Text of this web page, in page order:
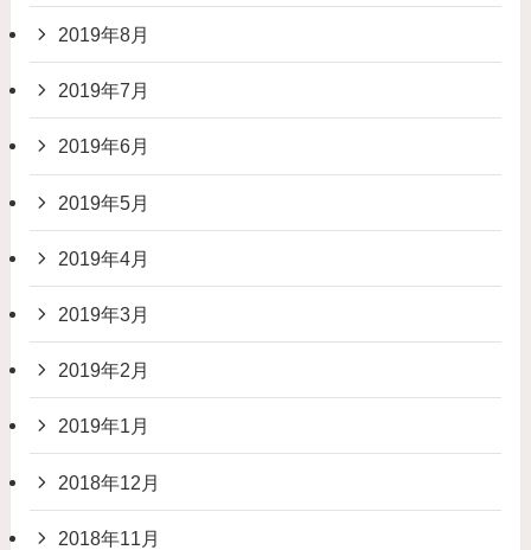
2019年8月
2019年7月
2019年6月
2019年5月
2019年4月
2019年3月
2019年2月
2019年1月
2018年12月
2018年11月